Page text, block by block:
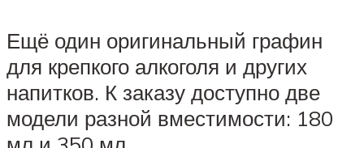
Ещё один оригинальный графин
для крепкого алкоголя и других
напитков. К заказу доступно две
модели разной вместимости: 180